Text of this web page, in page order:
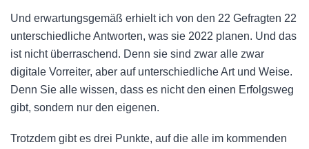
Und erwartungsgemäß erhielt ich von den 22 Gefragten 22
unterschiedliche Antworten, was sie 2022 planen. Und das
ist nicht überraschend. Denn sie sind zwar alle zwar
digitale Vorreiter, aber auf unterschiedliche Art und Weise.
Denn Sie alle wissen, dass es nicht den einen Erfolgsweg
gibt, sondern nur den eigenen.
Trotzdem gibt es drei Punkte, auf die alle im kommenden